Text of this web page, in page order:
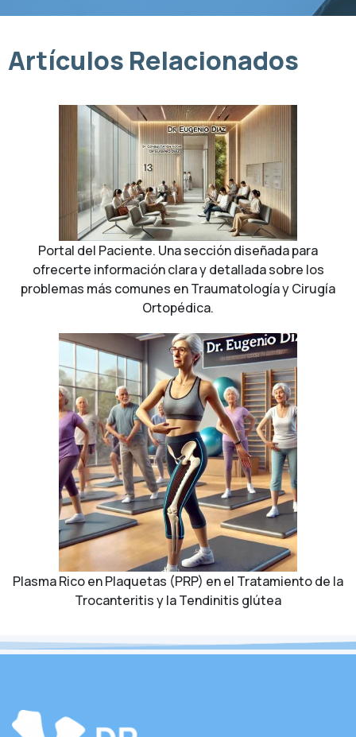
Artículos Relacionados
Portal del Paciente. Una sección diseñada para
ofrecerte información clara y detallada sobre los
problemas más comunes en Traumatología y Cirugía
Ortopédica.
Plasma Rico en Plaquetas (PRP) en el Tratamiento de la
Trocanteritis y la Tendinitis glútea